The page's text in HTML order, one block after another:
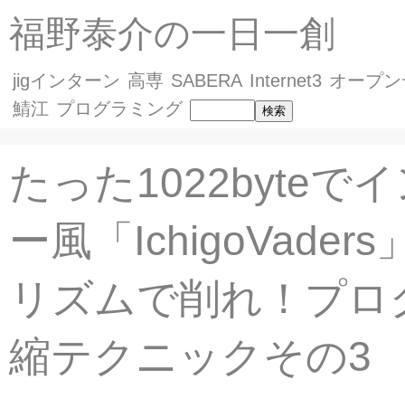
福野泰介の一日一創
jigインターン 高専 SABERA Internet3 オープ
鯖江 プログラミング
たった1022byteで
ー風「IchigoVaders
リズムで削れ！プロ
縮テクニックその3